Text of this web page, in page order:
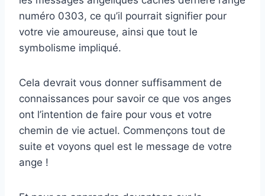
numéro 0303, ce qu’il pourrait signifier pour
votre vie amoureuse, ainsi que tout le
symbolisme impliqué.
Cela devrait vous donner suffisamment de
connaissances pour savoir ce que vos anges
ont l’intention de faire pour vous et votre
chemin de vie actuel. Commençons tout de
suite et voyons quel est le message de votre
ange !